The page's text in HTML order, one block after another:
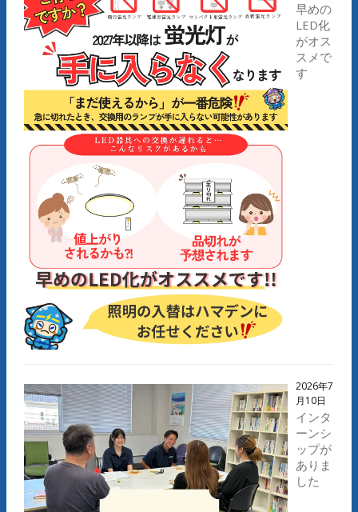
早めの
LED化
がオス
スメで
す
2026年7
月10日
インタ
ーンシ
ップが
ありま
した